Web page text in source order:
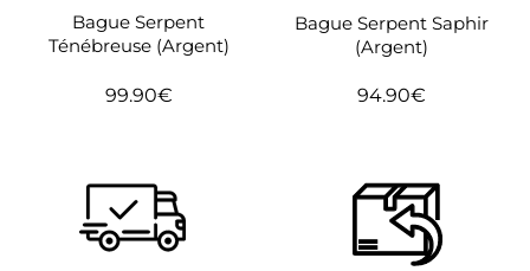
Bague Serpent
Ténébreuse (Argent)
Prix
99.90€
Bague Serpent Saphir
(Argent)
Prix
94.90€